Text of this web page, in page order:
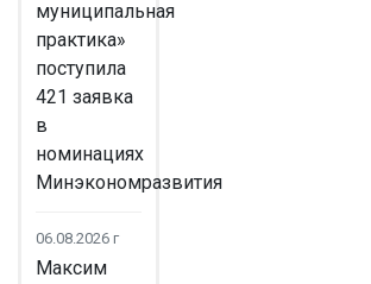
муниципальная
практика»
поступила
421 заявка
в
номинациях
Минэкономразвития
06.08.2026 г
Максим